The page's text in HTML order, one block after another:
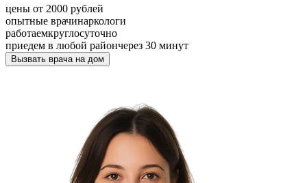
цены от 2000 рублей
опытные врачинаркологи
работаемкруглосуточно
приедем в любой райончерез 30 минут
Вызвать врача на дом